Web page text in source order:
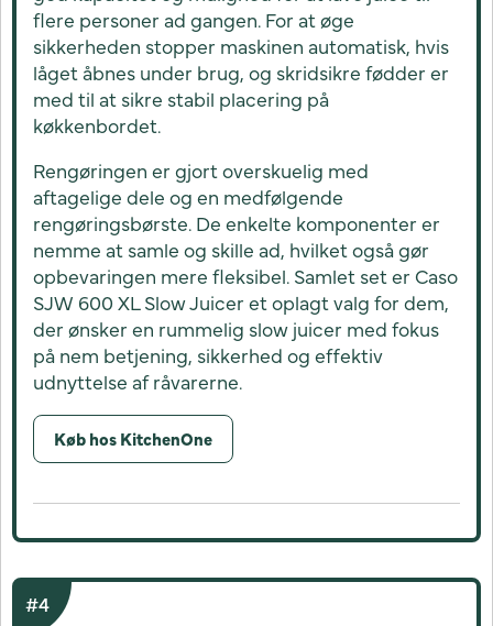
flere personer ad gangen. For at øge
sikkerheden stopper maskinen automatisk, hvis
låget åbnes under brug, og skridsikre fødder er
med til at sikre stabil placering på
køkkenbordet.
Rengøringen er gjort overskuelig med
aftagelige dele og en medfølgende
rengøringsbørste. De enkelte komponenter er
nemme at samle og skille ad, hvilket også gør
opbevaringen mere fleksibel. Samlet set er Caso
SJW 600 XL Slow Juicer et oplagt valg for dem,
der ønsker en rummelig slow juicer med fokus
på nem betjening, sikkerhed og effektiv
udnyttelse af råvarerne.
Køb hos KitchenOne